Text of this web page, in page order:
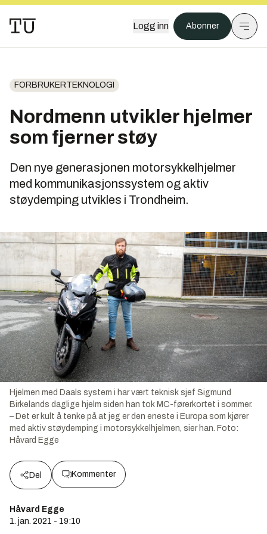
Logg inn Abonner
FORBRUKERTEKNOLOGI
Nordmenn utvikler hjelmer
som fjerner støy
Den nye generasjonen motorsykkelhjelmer
med kommunikasjonssystem og aktiv
støydemping utvikles i Trondheim.
Hjelmen med Daals system i har vært teknisk sjef Sigmund
Birkelands daglige hjelm siden han tok MC-førerkortet i sommer.
– Det er kult å tenke på at jeg er den eneste i Europa som kjører
med aktiv støydemping i motorsykkelhjelmen, sier han. Foto:
Håvard Egge
Del Kommenter
Håvard Egge
1. jan. 2021 - 19:10